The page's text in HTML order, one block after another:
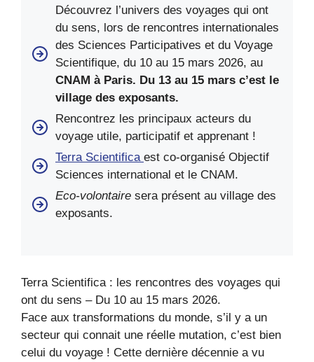
Découvrez l’univers des voyages qui ont
du sens, lors de rencontres internationales
des Sciences Participatives et du Voyage
Scientifique, du 10 au 15 mars 2026, au
CNAM à Paris. Du 13 au 15 mars c’est le
village des exposants.
Rencontrez les principaux acteurs du
voyage utile, participatif et apprenant !
Terra Scientifica est co-organisé Objectif
Sciences international et le CNAM.
Eco-volontaire sera présent au village des
exposants.
Terra Scientifica : les rencontres des voyages qui
ont du sens – Du 10 au 15 mars 2026.
Face aux transformations du monde, s’il y a un
secteur qui connait une réelle mutation, c’est bien
celui du voyage ! Cette dernière décennie a vu